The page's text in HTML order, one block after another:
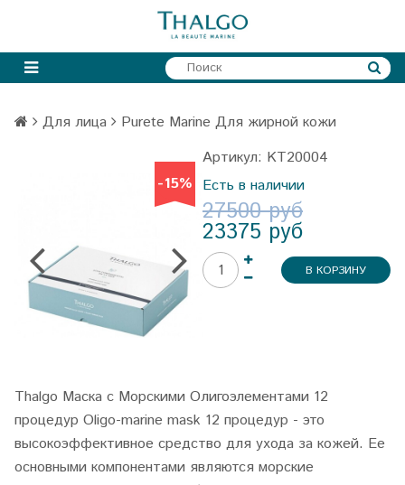
Для лица Purete Marine Для жирной кожи
-15%
Артикул: KT20004
Есть в наличии
27500 руб
23375 руб
В КОРЗИНУ
Thalgo Маска с Морскими Олигоэлементами 12
процедур Oligo-marine mask 12 процедур - это
высокоэффективное средство для ухода за кожей. Ее
основными компонентами являются морские